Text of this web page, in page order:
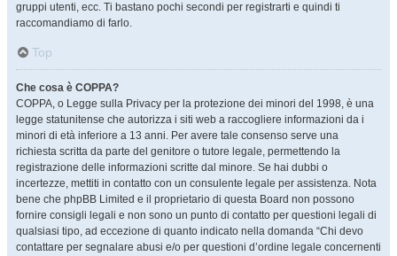
gruppi utenti, ecc. Ti bastano pochi secondi per registrarti e quindi ti
raccomandiamo di farlo.
Top
Che cosa è COPPA?
COPPA, o Legge sulla Privacy per la protezione dei minori del 1998, è una
legge statunitense che autorizza i siti web a raccogliere informazioni da i
minori di età inferiore a 13 anni. Per avere tale consenso serve una
richiesta scritta da parte del genitore o tutore legale, permettendo la
registrazione delle informazioni scritte dal minore. Se hai dubbi o
incertezze, mettiti in contatto con un consulente legale per assistenza. Nota
bene che phpBB Limited e il proprietario di questa Board non possono
fornire consigli legali e non sono un punto di contatto per questioni legali di
qualsiasi tipo, ad eccezione di quanto indicato nella domanda “Chi devo
contattare per segnalare abusi e/o per questioni d’ordine legale concernenti